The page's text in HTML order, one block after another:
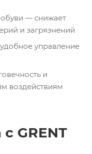
— снижает
и загрязнений
управление
и
воздействиям
GRENT